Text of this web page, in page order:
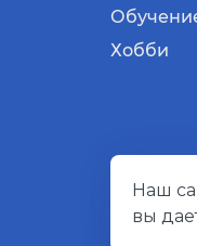
Хобби
©
Наш
вы